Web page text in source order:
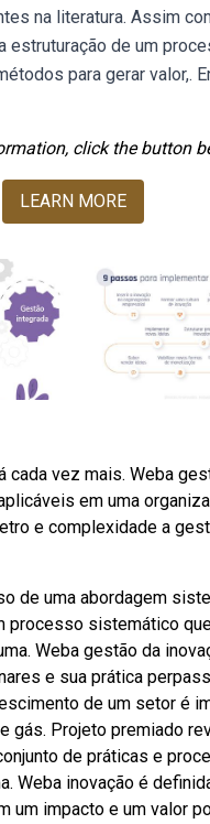
na literatura. Assim
de um
para gerar valor,.
click the button
LEARN MORE
vez mais. Weba
em uma
e complexidade a
de uma abordagem
processo sistemático
Weba gestão da
e sua prática
de um setor é
gás. Projeto premiado
de práticas e
Weba inovação é
impacto e um valor